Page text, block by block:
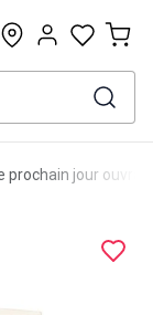
0
prochain jour